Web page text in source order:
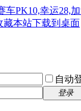
车PK10,幸运28,
藏本站下载到桌面
自动
登录